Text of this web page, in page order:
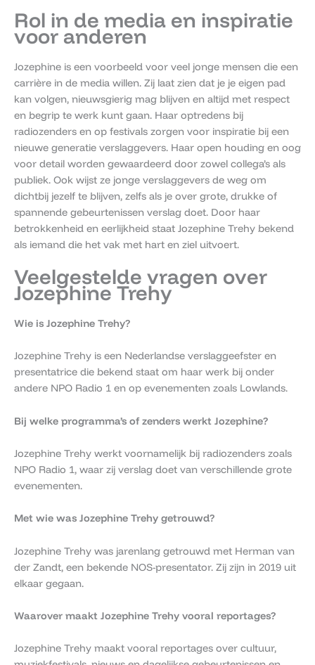
Rol in de media en inspiratie
voor anderen
Jozephine is een voorbeeld voor veel jonge mensen die een
carrière in de media willen. Zij laat zien dat je je eigen pad
kan volgen, nieuwsgierig mag blijven en altijd met respect
en begrip te werk kunt gaan. Haar optredens bij
radiozenders en op festivals zorgen voor inspiratie bij een
nieuwe generatie verslaggevers. Haar open houding en oog
voor detail worden gewaardeerd door zowel collega’s als
publiek. Ook wijst ze jonge verslaggevers de weg om
dichtbij jezelf te blijven, zelfs als je over grote, drukke of
spannende gebeurtenissen verslag doet. Door haar
betrokkenheid en eerlijkheid staat Jozephine Trehy bekend
als iemand die het vak met hart en ziel uitvoert.
Veelgestelde vragen over
Jozephine Trehy
Wie is Jozephine Trehy?
Jozephine Trehy is een Nederlandse verslaggeefster en
presentatrice die bekend staat om haar werk bij onder
andere NPO Radio 1 en op evenementen zoals Lowlands.
Bij welke programma’s of zenders werkt Jozephine?
Jozephine Trehy werkt voornamelijk bij radiozenders zoals
NPO Radio 1, waar zij verslag doet van verschillende grote
evenementen.
Met wie was Jozephine Trehy getrouwd?
Jozephine Trehy was jarenlang getrouwd met Herman van
der Zandt, een bekende NOS-presentator. Zij zijn in 2019 uit
elkaar gegaan.
Waarover maakt Jozephine Trehy vooral reportages?
Jozephine Trehy maakt vooral reportages over cultuur,